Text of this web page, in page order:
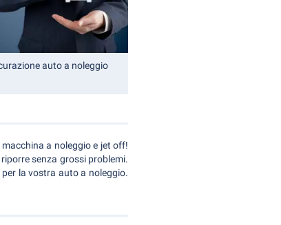
auto a noleggio
a noleggio e jet off!
senza grossi problemi.
per la vostra auto a noleggio.